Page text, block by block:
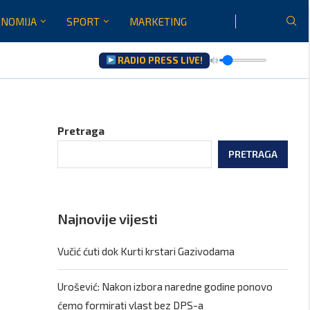
SPORT MARKETING
RADIO PRESS LIVE!
Pretraga
PRETRAGA
Najnovije vijesti
Vučić ćuti dok Kurti krstari Gazivodama
Urošević: Nakon izbora naredne godine ponovo
ćemo formirati vlast bez DPS-a